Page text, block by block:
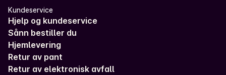
Kundeservice
Hjelp og kundeservice
Sånn bestiller du
Hjemlevering
Retur av pant
Retur av elektronisk avfall